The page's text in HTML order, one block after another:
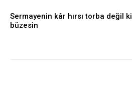
Sermayenin kâr hırsı torba değil ki
büzesin